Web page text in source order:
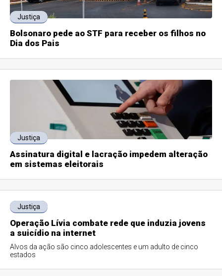
Justiça
Bolsonaro pede ao STF para receber os filhos no
Dia dos Pais
Justiça
Assinatura digital e lacração impedem alteração
em sistemas eleitorais
Justiça
Operação Lívia combate rede que induzia jovens
a suicídio na internet
Alvos da ação são cinco adolescentes e um adulto de cinco
estados